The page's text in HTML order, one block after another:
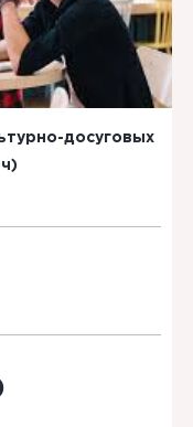
досуговых